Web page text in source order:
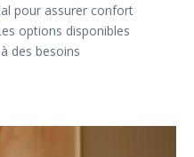
pour assurer confort
options disponibles
des besoins